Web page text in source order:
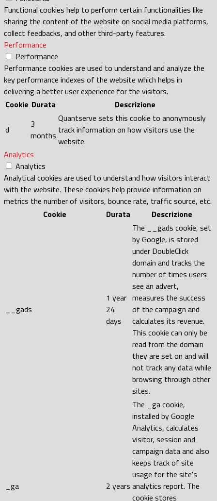
Functional cookies help to perform certain functionalities like
sharing the content of the website on social media platforms,
collect feedbacks, and other third-party features.
Performance
Performance
Performance cookies are used to understand and analyze the
key performance indexes of the website which helps in
delivering a better user experience for the visitors.
Cookie Durata Descrizione
d
3
months
Quantserve sets this cookie to anonymously
track information on how visitors use the
website.
Analytics
Analytics
Analytical cookies are used to understand how visitors interact
with the website. These cookies help provide information on
metrics the number of visitors, bounce rate, traffic source, etc.
Cookie
Durata Descrizione
__gads
1 year
24
days
The __gads cookie, set
by Google, is stored
under DoubleClick
domain and tracks the
number of times users
see an advert,
measures the success
of the campaign and
calculates its revenue.
This cookie can only be
read from the domain
they are set on and will
not track any data while
browsing through other
sites.
_ga 2 years
The _ga cookie,
installed by Google
Analytics, calculates
visitor, session and
campaign data and also
keeps track of site
usage for the site's
analytics report. The
cookie stores